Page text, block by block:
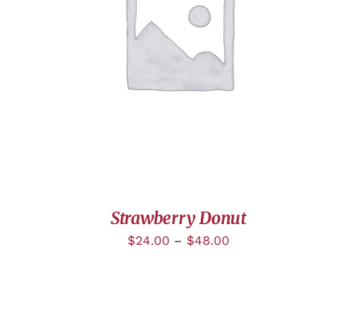
DÉTAILS
Strawberry Donut
$24.00 – $48.00